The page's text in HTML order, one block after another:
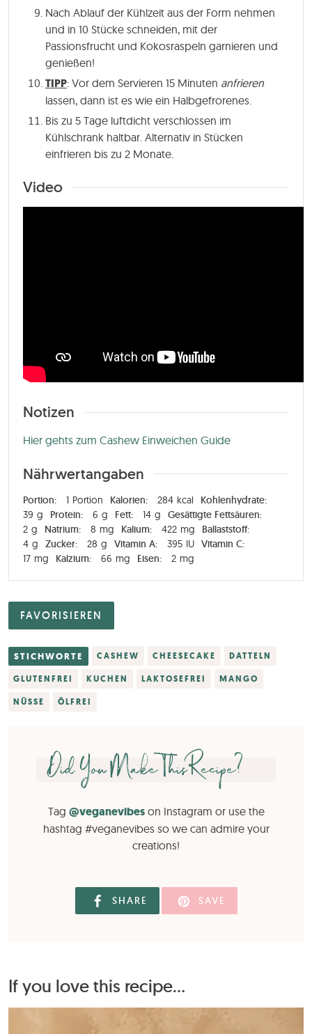
Nach Ablauf der Kühlzeit aus der Form nehmen
und in 10 Stücke schneiden, mit der
Passionsfrucht und Kokosraspeln garnieren und
genießen!
TIPP: Vor dem Servieren 15 Minuten anfrieren
lassen, dann ist es wie ein Halbgefrorenes.
Bis zu 5 Tage luftdicht verschlossen im
Kühlschrank haltbar. Alternativ in Stücken
einfrieren bis zu 2 Monate.
Video
Notizen
Hier gehts zum Cashew Einweichen Guide
Nährwertangaben
Portion: 1 Portion Kalorien: 284 kcal
Kohlenhydrate:
39 g Protein: 6 g Fett: 14 g
Gesättigte Fettsäuren:
2 g Natrium: 8 mg Kalium: 422 mg
Ballaststoff:
4 g Zucker: 28 g Vitamin A: 395 IU Vitamin C:
17 mg Kalzium: 66 mg Eisen: 2 mg
FAVORISIEREN
STICHWORTE CASHEW CHEESECAKE DATTELN
GLUTENFREI KUCHEN LAKTOSEFREI MANGO
NÜSSE ÖLFREI
Did You Make This Recipe?
Tag @veganevibeson Instagram or use the
hashtag #veganevibes so we can admire your
creations!
SHARE SAVE
If you love this recipe...